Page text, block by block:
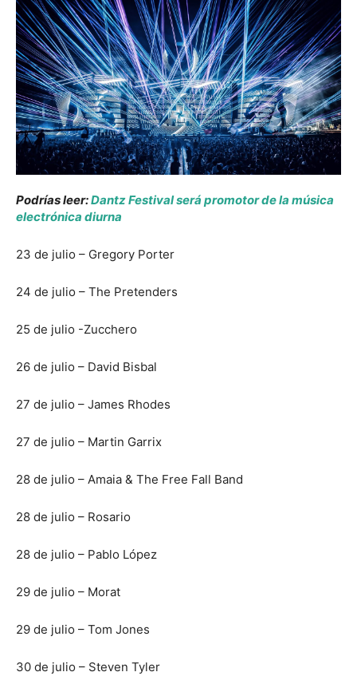
Podrías leer:Dantz Festival será promotor de la música
electrónica diurna
23 de julio – Gregory Porter
24 de julio – The Pretenders
25 de julio -Zucchero
26 de julio – David Bisbal
27 de julio – James Rhodes
27 de julio – Martin Garrix
28 de julio – Amaia & The Free Fall Band
28 de julio – Rosario
28 de julio – Pablo López
29 de julio – Morat
29 de julio – Tom Jones
30 de julio – Steven Tyler